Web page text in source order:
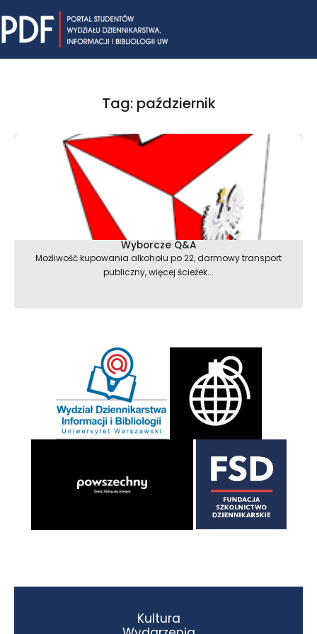
to
content
Tag: październik
Wyborcze Q&A
Możliwość kupowania alkoholu po 22, darmowy transport
publiczny, więcej ścieżek...
Kultura